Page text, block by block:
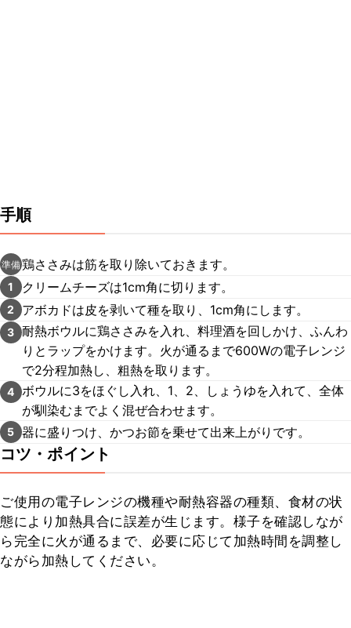
手順
準備鶏ささみは筋を取り除いておきます。
1 クリームチーズは1cm角に切ります。
2 アボカドは皮を剥いて種を取り、1cm角にします。
3 耐熱ボウルに鶏ささみを入れ、料理酒を回しかけ、ふんわ
りとラップをかけます。火が通るまで600Wの電子レンジ
で2分程加熱し、粗熱を取ります。
4 ボウルに3をほぐし入れ、1、2、しょうゆを入れて、全体
が馴染むまでよく混ぜ合わせます。
5 器に盛りつけ、かつお節を乗せて出来上がりです。
コツ・ポイント
ご使用の電子レンジの機種や耐熱容器の種類、食材の状
態により加熱具合に誤差が生じます。様子を確認しなが
ら完全に火が通るまで、必要に応じて加熱時間を調整し
ながら加熱してください。